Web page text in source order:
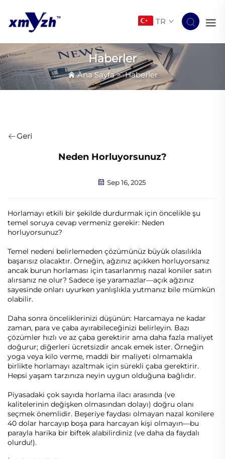
TR
Haberler
Ana Sayfa>Haberler
Geri
Neden Horluyorsunuz?
Sep 16, 2025
Horlamayı etkili bir şekilde durdurmak için öncelikle şu
temel soruya cevap vermeniz gerekir: Neden
horluyorsunuz?
Temel nedeni belirlemeden çözümünüz büyük olasılıkla
başarısız olacaktır. Örneğin, ağzınız açıkken horluyorsanız
ancak burun horlaması için tasarlanmış nazal koniler satın
alırsanız ne olur? Sadece işe yaramazlar—açık ağzınız
sayesinde onları uyurken yanlışlıkla yutmanız bile mümkün
olabilir.
Daha sonra önceliklerinizi düşünün: Harcamaya ne kadar
zaman, para ve çaba ayırabileceğinizi belirleyin. Bazı
çözümler hızlı ve az çaba gerektirir ama daha fazla maliyet
doğurur; diğerleri ücretsizdir ancak emek ister. Örneğin
yoga veya kilo verme, maddi bir maliyeti olmamakla
birlikte horlamayı azaltmak için sürekli çaba gerektirir.
Hepsi yaşam tarzınıza neyin uygun olduğuna bağlıdır.
Piyasadaki çok sayıda horlama ilacı arasında (ve
kalitelerinin değişken olmasından dolayı) doğru olanı
seçmek önemlidir. Beşeriye faydası olmayan nazal konilere
40 dolar harcayıp boşa para harcayan kişi olmayın—bu
parayla harika bir biftek alabilirdiniz (ve daha da faydalı
olurdu!).